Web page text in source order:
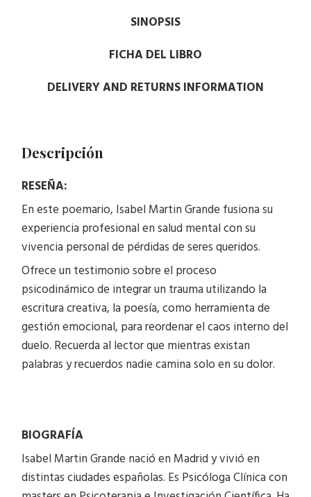
SINOPSIS
FICHA DEL LIBRO
DELIVERY AND RETURNS INFORMATION
Descripción
RESEÑA:
En este poemario, Isabel Martin Grande fusiona su
experiencia profesional en salud mental con su
vivencia personal de pérdidas de seres queridos.
Ofrece un testimonio sobre el proceso
psicodinámico de integrar un trauma utilizando la
escritura creativa, la poesía, como herramienta de
gestión emocional, para reordenar el caos interno del
duelo. Recuerda al lector que mientras existan
palabras y recuerdos nadie camina solo en su dolor.
BIOGRAFÍA
Isabel Martin Grande nació en Madrid y vivió en
distintas ciudades españolas. Es Psicóloga Clínica con